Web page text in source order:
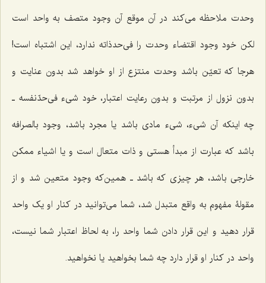
وحدت ملاحظه می‌کند در آن موقع آن وجود متصف به واحد است
لکن خود وجود اقتضاء وحدت را فی‌حدذاته ندارد، این اشتباه است!
هرجا که تعیّن باشد وحدت منتزع از او خواهد شد بدون عنایت و
بدون نزول از مرتبت و بدون رعایت اعتبار، خود شیء فی‌حدّنفسه ـ
چه اینکه آن شیء، شیء مادی باشد یا مجرد باشد، وجود بالصرافه
باشد که عبارت از مبدأ هستی و ذات متعال است و یا اشیاء ممکن
خارجی باشد، هر چیزی که باشد ـ همین‌که وجود متعین شد و از
مقولۀ مفهوم به واقع متبدل شد، شما می‌توانید در کنار او یک واحد
قرار دهید و این قرار دادن شما واحد را، به لحاظ اعتبار شما نیست،
واحد در کنار او قرار دارد چه شما بخواهید یا نخواهید.